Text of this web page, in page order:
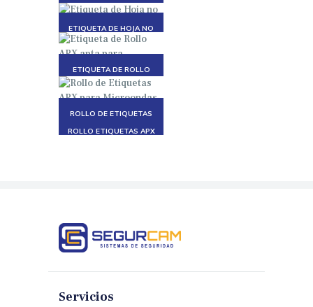
ETIQUETA DE HOJA NO
REACTIVABLE
ETIQUETA DE ROLLO
APX APTA PARA
MICROONDAS
ROLLO DE ETIQUETAS
ROJA
ROLLO ETIQUETAS APX
Servicios